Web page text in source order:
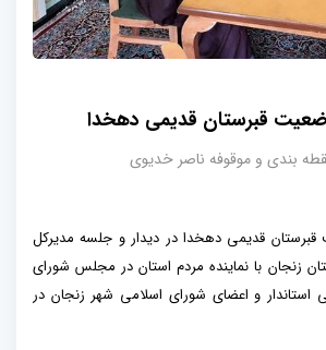
قبرستان قدیمی دهخدا
بندی و موقوفه ناصر خدیوی
قدیمی دهخدا در دیدار و جلسه مدیرکل
زنجان با نماینده مردم استان در مجلس شورای
استاندار و اعضای شورای اسلامی شهر زنجان در